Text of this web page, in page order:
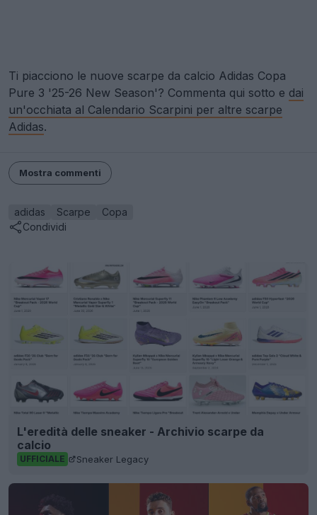
Ti piacciono le nuove scarpe da calcio Adidas Copa
Pure 3 '25-26 New Season'? Commenta qui sotto e dai
un'occhiata al Calendario Scarpini per altre scarpe
Adidas.
Mostra commenti
adidas Scarpe
Copa
Condividi
L'eredità delle sneaker - Archivio scarpe da
calcio
UFFICIALE Sneaker Legacy